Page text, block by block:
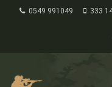
0549 991049 333